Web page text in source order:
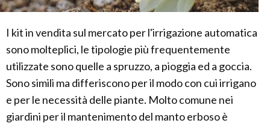
I kit in vendita sul mercato per l'irrigazione automatica
sono molteplici, le tipologie più frequentemente
utilizzate sono quelle a spruzzo, a pioggia ed a goccia.
Sono simili ma differiscono per il modo con cui irrigano
e per le necessità delle piante. Molto comune nei
giardini per il mantenimento del manto erboso è